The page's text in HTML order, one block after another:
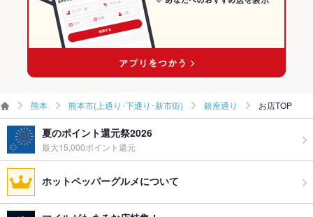
お祝い・サ
熊本 熊本市(上通り･下通り･新市街) 銀座通り お店TOP
夏のポイント還元祭2026
最大15,000ポイント還元
ホットペッパーグルメについて